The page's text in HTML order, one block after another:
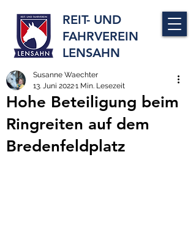
REIT- UND
FAHRVEREIN
LENSAHN
Hohe Beteiligung beim
Ringreiten auf dem
Bredenfeldplatz
Susanne Waechter
13. Juni 20221 Min. Lesezeit